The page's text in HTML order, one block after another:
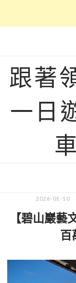
跟著
一日
2026-01-10
【碧山巖
百